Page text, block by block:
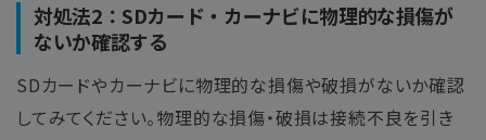
対処法2：SDカード・カーナビに物理的な損傷が
ないか確認する
SDカードやカーナビに物理的な損傷や破損がないか確認
してみてください。物理的な損傷・破損は接続不良を引き